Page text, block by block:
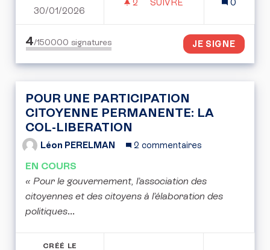
30/01/2026
2 2 ABONNÉS
SUIVRE
0
4/150000 signatures JE SIGNE
POUR UNE PARTICIPATION
CITOYENNE PERMANENTE: LA
COL-LIBERATION
Léon PERELMAN 2 commentaires
EN COURS
« Pour le gouvernement, l’association des
citoyennes et des citoyens à l’élaboration des
politiques...
CRÉÉ LE